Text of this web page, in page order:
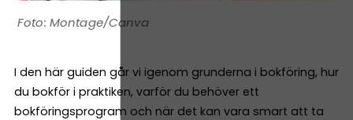
Montage/Canva
I den här guiden går vi igenom grunderna i bokföring, hur
du bokför i praktiken, varför du behöver ett
bokföringsprogram och när det kan vara smart att ta